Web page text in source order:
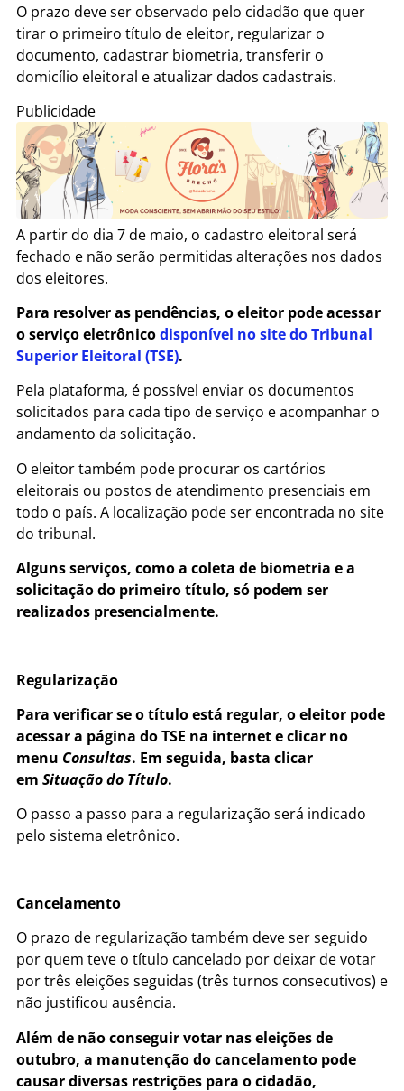
O prazo deve ser observado pelo cidadão que quer
tirar o primeiro título de eleitor, regularizar o
documento, cadastrar biometria, transferir o
domicílio eleitoral e atualizar dados cadastrais.
Publicidade
A partir do dia 7 de maio, o cadastro eleitoral será
fechado e não serão permitidas alterações nos dados
dos eleitores.
Para resolver as pendências, o eleitor pode acessar
o serviço eletrônicodisponível no site do Tribunal
Superior Eleitoral (TSE).
Pela plataforma, é possível enviar os documentos
solicitados para cada tipo de serviço e acompanhar o
andamento da solicitação.
O eleitor também pode procurar os cartórios
eleitorais ou postos de atendimento presenciais em
todo o país. A localização pode ser encontrada no site
do tribunal.
Alguns serviços, como a coleta de biometria e a
solicitação do primeiro título, só podem ser
realizados presencialmente.
Regularização
Para verificar se o título está regular, o eleitor pode
acessar a página do TSE na internet e clicar no
menu Consultas. Em seguida, basta clicar
em Situação do Título.
O passo a passo para a regularização será indicado
pelo sistema eletrônico.
Cancelamento
O prazo de regularização também deve ser seguido
por quem teve o título cancelado por deixar de votar
por três eleições seguidas (três turnos consecutivos) e
não justificou ausência.
Além de não conseguir votar nas eleições de
outubro, a manutenção do cancelamento pode
causar diversas restrições para o cidadão,